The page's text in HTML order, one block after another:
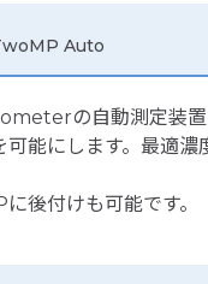
Auto
の自動測定装置
能にします。最適
後付けも可能です。